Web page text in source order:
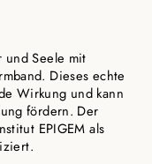
und Seele mit
Dieses echte
Wirkung und kann
fördern. Der
EPIGEM als